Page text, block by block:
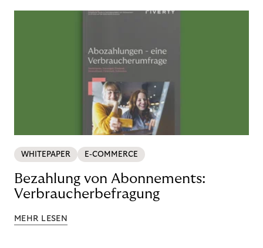
WHITEPAPER E-COMMERCE
Bezahlung von Abonnements:
Verbraucherbefragung
MEHR LESEN